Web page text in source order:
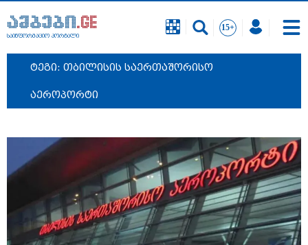
საინფორმაციო პორტალი
ტეგი: თბილისის საერთაშორისო
აეროპორტი